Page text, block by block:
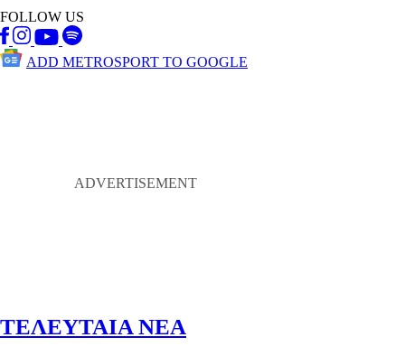
FOLLOW US
ADD METROSPORT TO GOOGLE
ΤΕΛΕΥΤΑΙΑ ΝΕΑ